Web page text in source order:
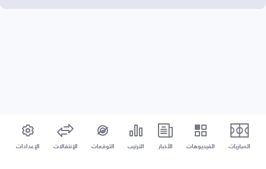
المباريات الفيديوهات الأخبار الترتيب التوقعات الإنتقالات الإعدادات